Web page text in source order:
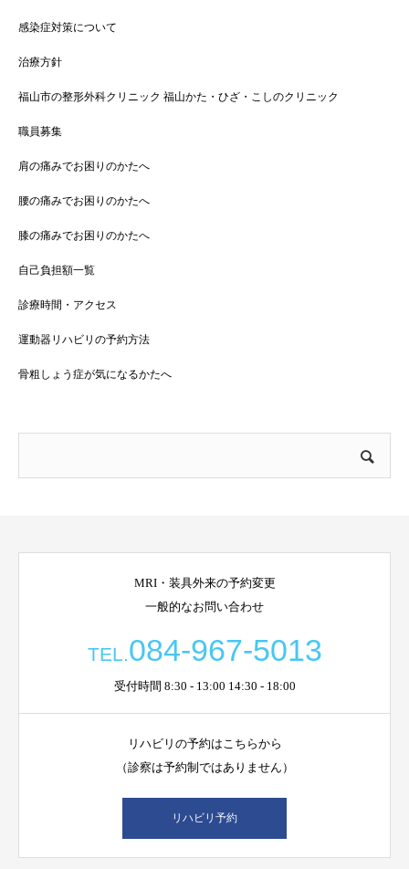
感染症対策について
治療方針
福山市の整形外科クリニック 福山かた・ひざ・こしのクリニック
職員募集
肩の痛みでお困りのかたへ
腰の痛みでお困りのかたへ
膝の痛みでお困りのかたへ
自己負担額一覧
診療時間・アクセス
運動器リハビリの予約方法
骨粗しょう症が気になるかたへ
MRI・装具外来の予約変更
一般的なお問い合わせ
TEL.084-967-5013
受付時間 8:30 - 13:00 14:30 - 18:00
リハビリの予約はこちらから
（診察は予約制ではありません）
リハビリ予約